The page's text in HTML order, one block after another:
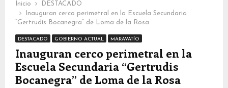
Inicio
DESTACADO
Inauguran cerco perimetral en la Escuela Secundaria
“Gertrudis Bocanegra” de Loma de la Rosa
DESTACADO GOBIERNO ACTUAL MARAVATÍO
Inauguran cerco perimetral en la
Escuela Secundaria “Gertrudis
Bocanegra” de Loma de la Rosa